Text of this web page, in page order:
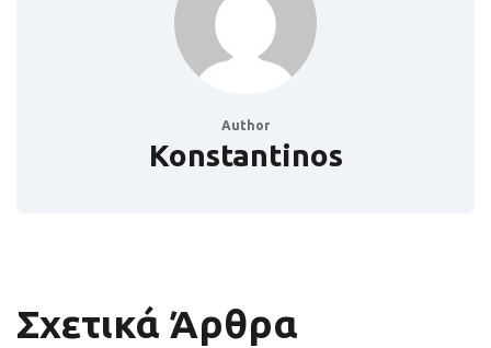
Author
Konstantinos
Σχετικά Άρθρα